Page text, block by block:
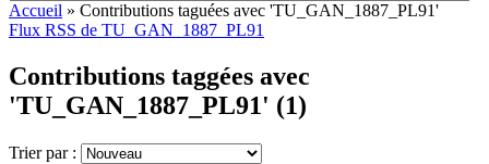
Accueil » Contributions taguées avec 'TU_GAN_1887_PL91'
Flux RSS de TU_GAN_1887_PL91
Contributions taggées avec
'TU_GAN_1887_PL91' (1)
Trier par :